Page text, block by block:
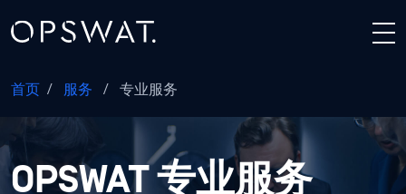
首页 / 服务 / 专业服务
OPSWAT 专业服务